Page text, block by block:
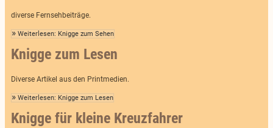
diverse Fernsehbeiträge.
Weiterlesen: Knigge zum Sehen
Knigge zum Lesen
Diverse Artikel aus den Printmedien.
Weiterlesen: Knigge zum Lesen
Knigge für kleine Kreuzfahrer